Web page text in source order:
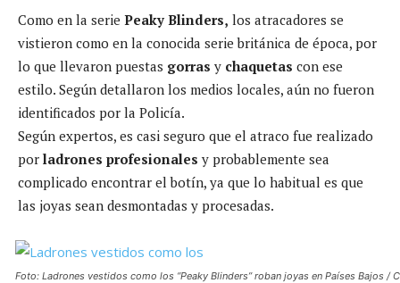
Como en la serie Peaky Blinders, los atracadores se
vistieron como en la conocida serie británica de época, por
lo que llevaron puestas gorras y chaquetas con ese
estilo. Según detallaron los medios locales, aún no fueron
identificados por la Policía.
Según expertos, es casi seguro que el atraco fue realizado
por ladrones profesionales y probablemente sea
complicado encontrar el botín, ya que lo habitual es que
las joyas sean desmontadas y procesadas.
Foto: Ladrones vestidos como los “Peaky Blinders” roban joyas en Países Bajos /